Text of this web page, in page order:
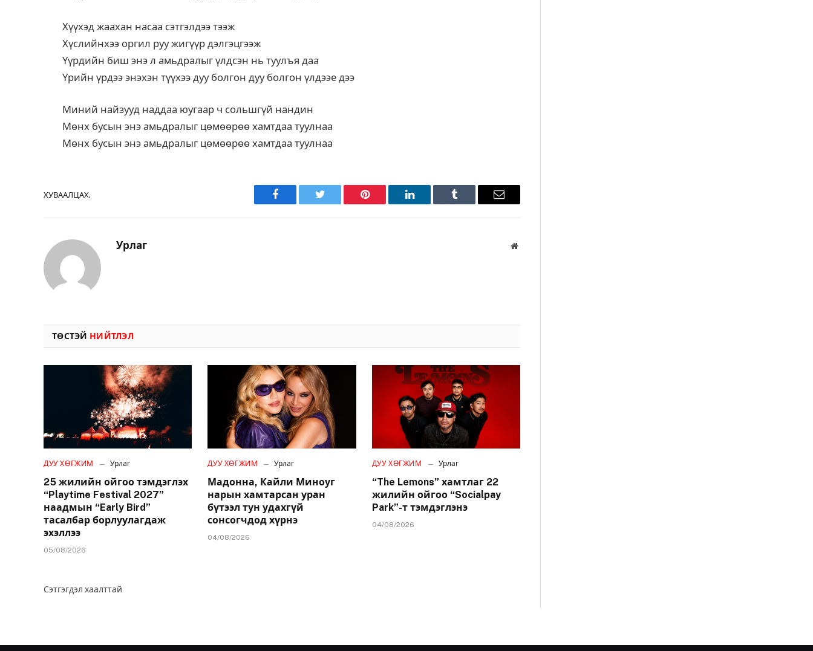
Хүүхэд жаахан насаа сэтгэлдээ тээж
Хүслийнхээ оргил руу жигүүр дэлгэцгээж
Үүрдийн биш энэ л амьдралыг үлдсэн нь туулъя даа
Үрийн үрдээ энэхэн түүхээ дуу болгон дуу болгон үлдээе дээ
Миний найзууд наддаа юугаар ч сольшгүй нандин
Мөнх бусын энэ амьдралыг цөмөөрөө хамтдаа туулнаа
Мөнх бусын энэ амьдралыг цөмөөрөө хамтдаа туулнаа
ХУВААЛЦАХ.
Facebook Twitter Pinterest LinkedIn Tumblr Имэйл
Урлаг Вэбсайт
ТӨСТЭЙ НИЙТЛЭЛ
ДУУ ХӨГЖИМ Урлаг
25 жилийн ойгоо тэмдэглэх
“Playtime Festival 2027”
наадмын “Early Bird”
тасалбар борлуулагдаж
эхэллээ
05/08/2026
ДУУ ХӨГЖИМ Урлаг
Мадонна, Кайли Миноуг
нарын хамтарсан уран
бүтээл тун удахгүй
сонсогчдод хүрнэ
04/08/2026
ДУУ ХӨГЖИМ Урлаг
“The Lemons” хамтлаг 22
жилийн ойгоо “Socialpay
Park”-т тэмдэглэнэ
04/08/2026
Сэтгэгдэл хаалттай